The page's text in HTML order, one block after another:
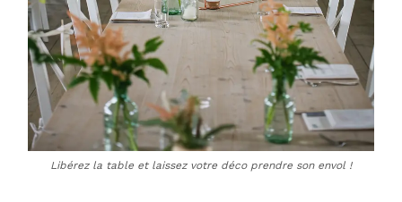
Libérez la table et laissez votre déco prendre son envol !